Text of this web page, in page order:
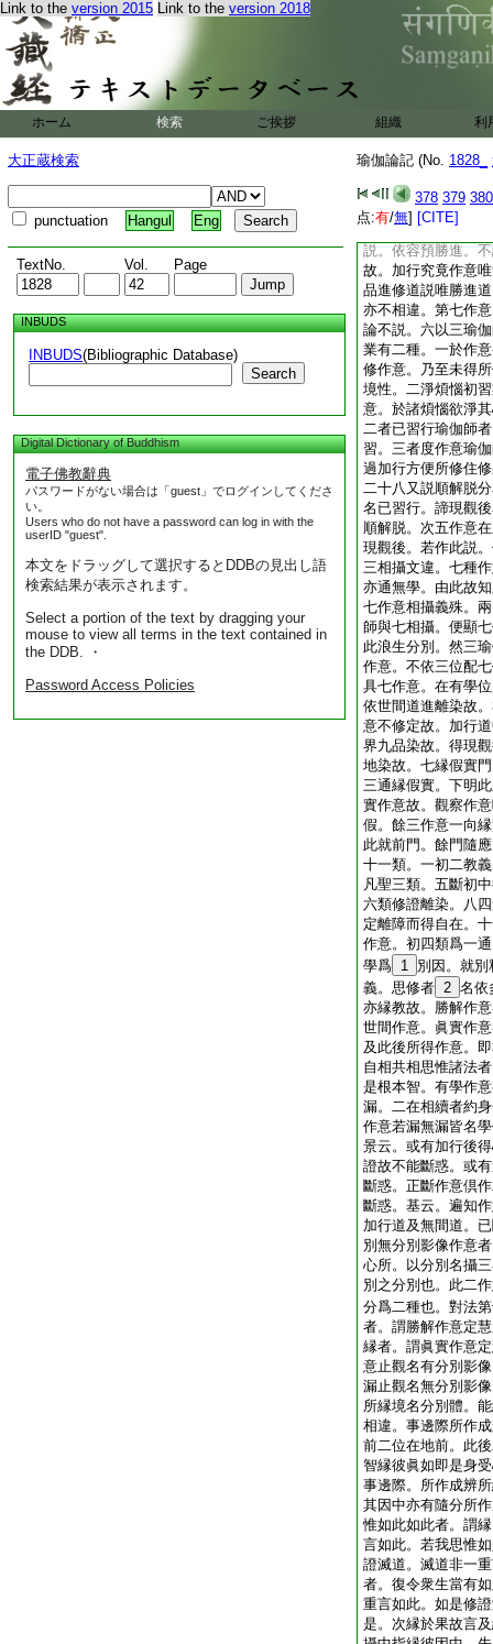
Link to the version 2015 Link to the version 2018
ホーム 検索 ご挨拶 組織 利
大正蔵検索
punctuation Hangul Eng
TextNo. Vol. Page
INBUDS
INBUDS(Bibliographic Database)
Search
Digital Dictionary of Buddhism
電子佛教辭典
パスワードがない場合は「guest」でログインしてくださ
い。
Users who do not have a password can log in with the
userID "guest".
本文をドラッグして選択するとDDBの見出し語
検索結果が表示されます。
Select a portion of the text by dragging your
mouse to view all terms in the text contained in
the DDB. ・
Password Access Policies
瑜伽論記 (No. 1828_
378 379 380
点:有/無] [CITE]
門。基師解云。了
勝進二道。遠離作
四道。加行究竟作
意唯解脱道。此依
相勝解故通勝進引
加行。後品無間是
勝進。通依九地 2
二説了相勝解加行
意無間道攝攝樂作
進道攝者。此依初
説。依容預勝進。
故。加行究竟作意
品進修道説唯勝進
亦不相違。第七作
論不説。六以三瑜
業有二種。一於作
修作意。乃至未得
境性。二淨煩惱初
意。於諸煩惱欲淨
二者已習行瑜伽師
習。三者度作意瑜
過加行方便所修住
二十八又説順解脱
名已習行。諦現觀
順解脱。次五作意
現觀後。若作此説
三相攝文違。七種
亦通無學。由此故
七作意相攝義殊。
師與七相攝。便顯
此浪生分別。然三
作意。不依三位配
具七作意。在有學
依世間道進離染故
意不修定故。加行
界九品染故。得現
地染故。七縁假實
三通縁假實。下明
實作意故。觀察作
假。餘三作意一向
此就前門。餘門隨
十一類。一初二教
凡聖三類。五斷初
六類修證離染。八
定離障而得自在。
作意。初四類爲一
學爲 1 別因。就
義。思修者 2 名依
亦縁教故。勝解作
世間作意。眞實作
及此後所得作意。
自相共相思惟諸法
是根本智。有學作
漏。二在相續者約
作意若漏無漏皆名
景云。或有加行後
證故不能斷惑。或
斷惑。正斷作意倶
斷惑。基云。遍知
加行道及無間道。
別無分別影像作意
心所。以分別名攝
別之分別也。此二
分爲二種也。對法
者。謂勝解作意定
縁者。謂眞實作意
意止觀名有分別影
漏止觀名無分別影
所縁境名分別體。
相違。事邊際所作
前二位在地前。此
智縁彼眞如即是身
事邊際。所作成辨
其因中亦有隨分所
惟如此如此者。謂
言如此。若我思惟
證滅道。滅道非一
者。復令衆生當有
重言如此。如是修
是。次縁於果故言